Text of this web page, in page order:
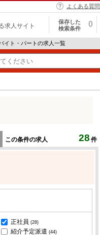
よくある質問
求人サイト
保存した
検索条件
0
イト・パートの求人一覧
この条件の求人 28 件
正社員 (28)
紹介予定派遣 (44)